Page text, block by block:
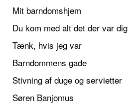
Mit barndomshjem
Du kom med alt det der var dig
Tænk, hvis jeg var
Barndommens gade
Stivning af duge og servietter
Søren Banjomus